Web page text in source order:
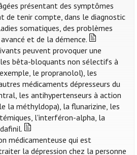
présentant des symptômes
de tenir compte, dans le diagnostic
somatiques, des problèmes
et de la démence.
peuvent provoquer une
les bêta-bloquants non sélectifs à
le propranolol), les
médicaments dépresseurs du
les antihypertenseurs à action
la méthyldopa), la flunarizine, les
l'interféron-alpha, la
médicamenteuse qui est
la dépression chez la personne